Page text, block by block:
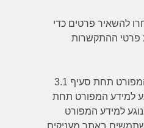
להשאיר פרטים כדי
פרטי ההתקשרות
המשרד אוסף את המידע המפורט תחת סעיף 3.1
למידע המפורט תחת
למידע המפורט
המשתמשים באתר מעניקים